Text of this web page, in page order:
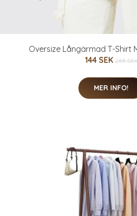
Oversize Långärmad T-Shirt
144 SEK 288 SEK
MER INFO!